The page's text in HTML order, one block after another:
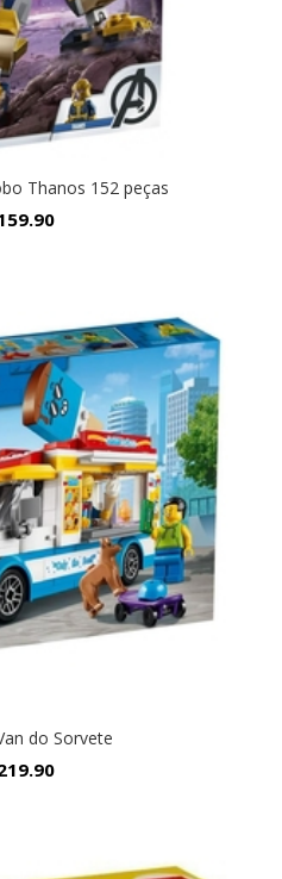
Thanos 152 peças
do Sorvete